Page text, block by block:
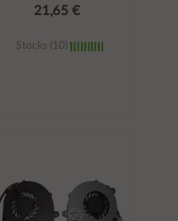
21,65 €
Stocks (10)